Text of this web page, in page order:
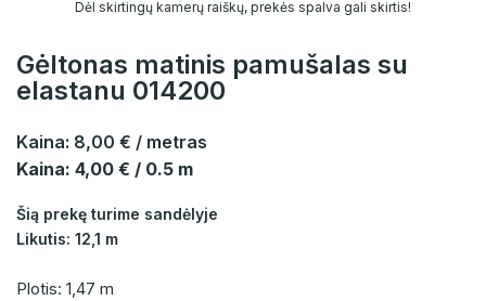
Dėl skirtingų kamerų raiškų, prekės spalva gali skirtis!
Gėltonas matinis pamušalas su
elastanu 014200
Kaina: 8,00 € / metras
Kaina: 4,00 € / 0.5 m
Šią prekę turime sandėlyje
Likutis: 12,1 m
Plotis: 1,47 m